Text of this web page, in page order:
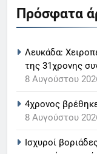
Πρόσφατα
Λευκάδα:
της 31χρονης
8 Αυγούστου
4χρονος
8 Αυγούστου
Ισχυροί
6
7